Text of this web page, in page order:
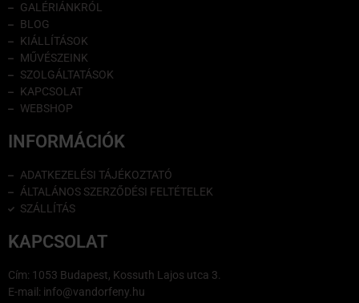
GALÉRIÁNKRÓL
BLOG
KIÁLLÍTÁSOK
MŰVÉSZEINK
SZOLGÁLTATÁSOK
KAPCSOLAT
WEBSHOP
INFORMÁCIÓK
ADATKEZELÉSI TÁJÉKOZTATÓ
ÁLTALÁNOS SZERZŐDÉSI FELTÉTELEK
SZÁLLÍTÁS
KAPCSOLAT
Cím: 1053 Budapest, Kossuth Lajos utca 3.
E-mail: info@vandorfeny.hu